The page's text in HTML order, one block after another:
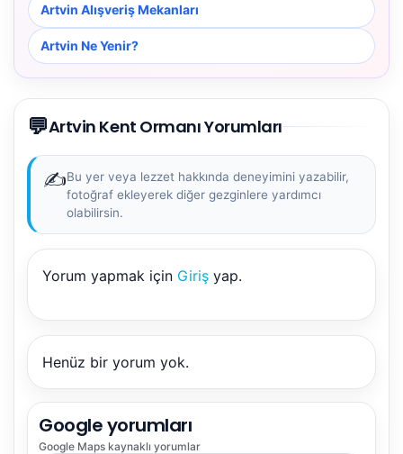
Artvin Alışveriş Mekanları
Artvin Ne Yenir?
💬Artvin Kent Ormanı Yorumları
✍️Bu yer veya lezzet hakkında deneyimini yazabilir,
fotoğraf ekleyerek diğer gezginlere yardımcı
olabilirsin.
Yorum yapmak için Giriş yap.
Henüz bir yorum yok.
Google yorumları
Google Maps kaynaklı yorumlar